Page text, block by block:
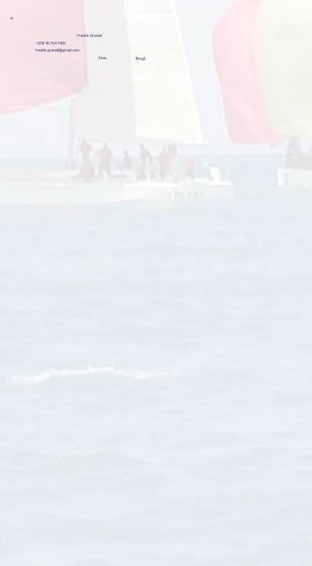
Fredrik Granell
+358 40 704 7405
fredrik.granell@gmail.com
Borgå
Alue;